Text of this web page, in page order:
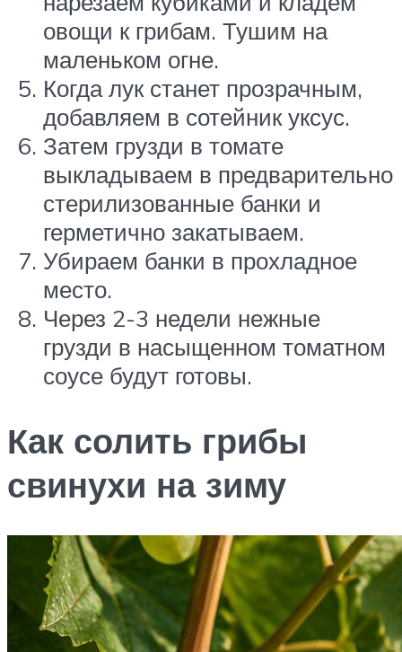
овощи к грибам. Тушим на
маленьком огне.
Когда лук станет прозрачным,
добавляем в сотейник уксус.
Затем грузди в томате
выкладываем в предварительно
стерилизованные банки и
герметично закатываем.
Убираем банки в прохладное
место.
Через 2-3 недели нежные
грузди в насыщенном томатном
соусе будут готовы.
Как солить грибы
свинухи на зиму